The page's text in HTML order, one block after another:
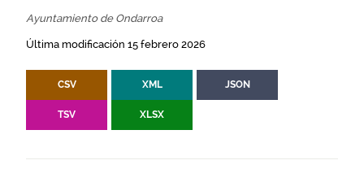
Ayuntamiento de Ondarroa
Última modificación 15 febrero 2026
CSV XML JSON
TSV XLSX